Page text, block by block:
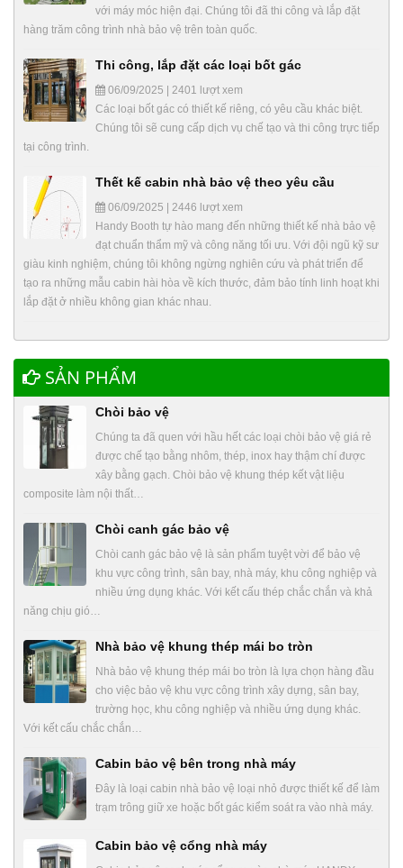
với máy móc hiện đại. Chúng tôi đã thi công và lắp đặt
hàng trăm công trình nhà bảo vệ trên toàn quốc.
Thi công, lắp đặt các loại bốt gác
06/09/2025 | 2401 lượt xem
Các loại bốt gác có thiết kế riêng, có yêu cầu khác biệt.
Chúng tôi sẽ cung cấp dịch vụ chế tạo và thi công trực tiếp
tại công trình.
Thết kế cabin nhà bảo vệ theo yêu cầu
06/09/2025 | 2446 lượt xem
Handy Booth tự hào mang đến những thiết kế nhà bảo vệ
đạt chuẩn thẩm mỹ và công năng tối ưu. Với đội ngũ kỹ sư
giàu kinh nghiệm, chúng tôi không ngừng nghiên cứu và phát triển để
tạo ra những mẫu cabin hài hòa về kích thước, đảm bảo tính linh hoạt khi
lắp đặt ở nhiều không gian khác nhau.
SẢN PHẨM
Chòi bảo vệ
Chúng ta đã quen với hầu hết các loại chòi bảo vệ giá rẻ
được chế tạo bằng nhôm, thép, inox hay thậm chí được
xây bằng gạch. Chòi bảo vệ khung thép kết vật liệu
composite làm nội thất…
Chòi canh gác bảo vệ
Chòi canh gác bảo vệ là sản phẩm tuyệt vời để bảo vệ
khu vực công trình, sân bay, nhà máy, khu công nghiệp và
nhiều ứng dụng khác. Với kết cấu thép chắc chắn và khả
năng chịu gió…
Nhà bảo vệ khung thép mái bo tròn
Nhà bảo vệ khung thép mái bo tròn là lựa chọn hàng đầu
cho việc bảo vệ khu vực công trình xây dựng, sân bay,
trường học, khu công nghiệp và nhiều ứng dụng khác.
Với kết cấu chắc chắn…
Cabin bảo vệ bên trong nhà máy
Đây là loại cabin nhà bảo vệ loại nhỏ được thiết kế để làm
trạm trông giữ xe hoặc bốt gác kiểm soát ra vào nhà máy.
Cabin bảo vệ cổng nhà máy